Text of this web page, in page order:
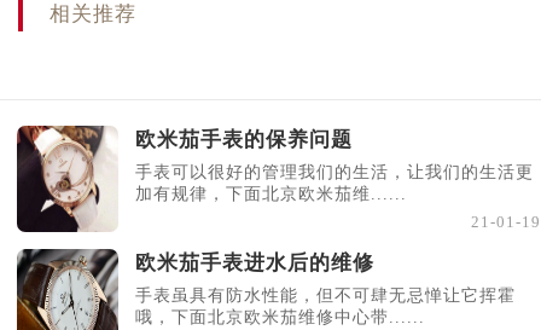
相关推荐
欧米茄手表的保养问题
手表可以很好的管理我们的生活，让我们的生活更
加有规律，下面北京欧米茄维......
21-01-19
欧米茄手表进水后的维修
手表虽具有防水性能，但不可肆无忌惮让它挥霍
哦，下面北京欧米茄维修中心带......